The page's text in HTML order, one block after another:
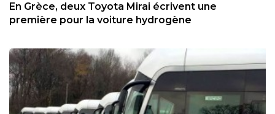
En Grèce, deux Toyota Mirai écrivent une
première pour la voiture hydrogène